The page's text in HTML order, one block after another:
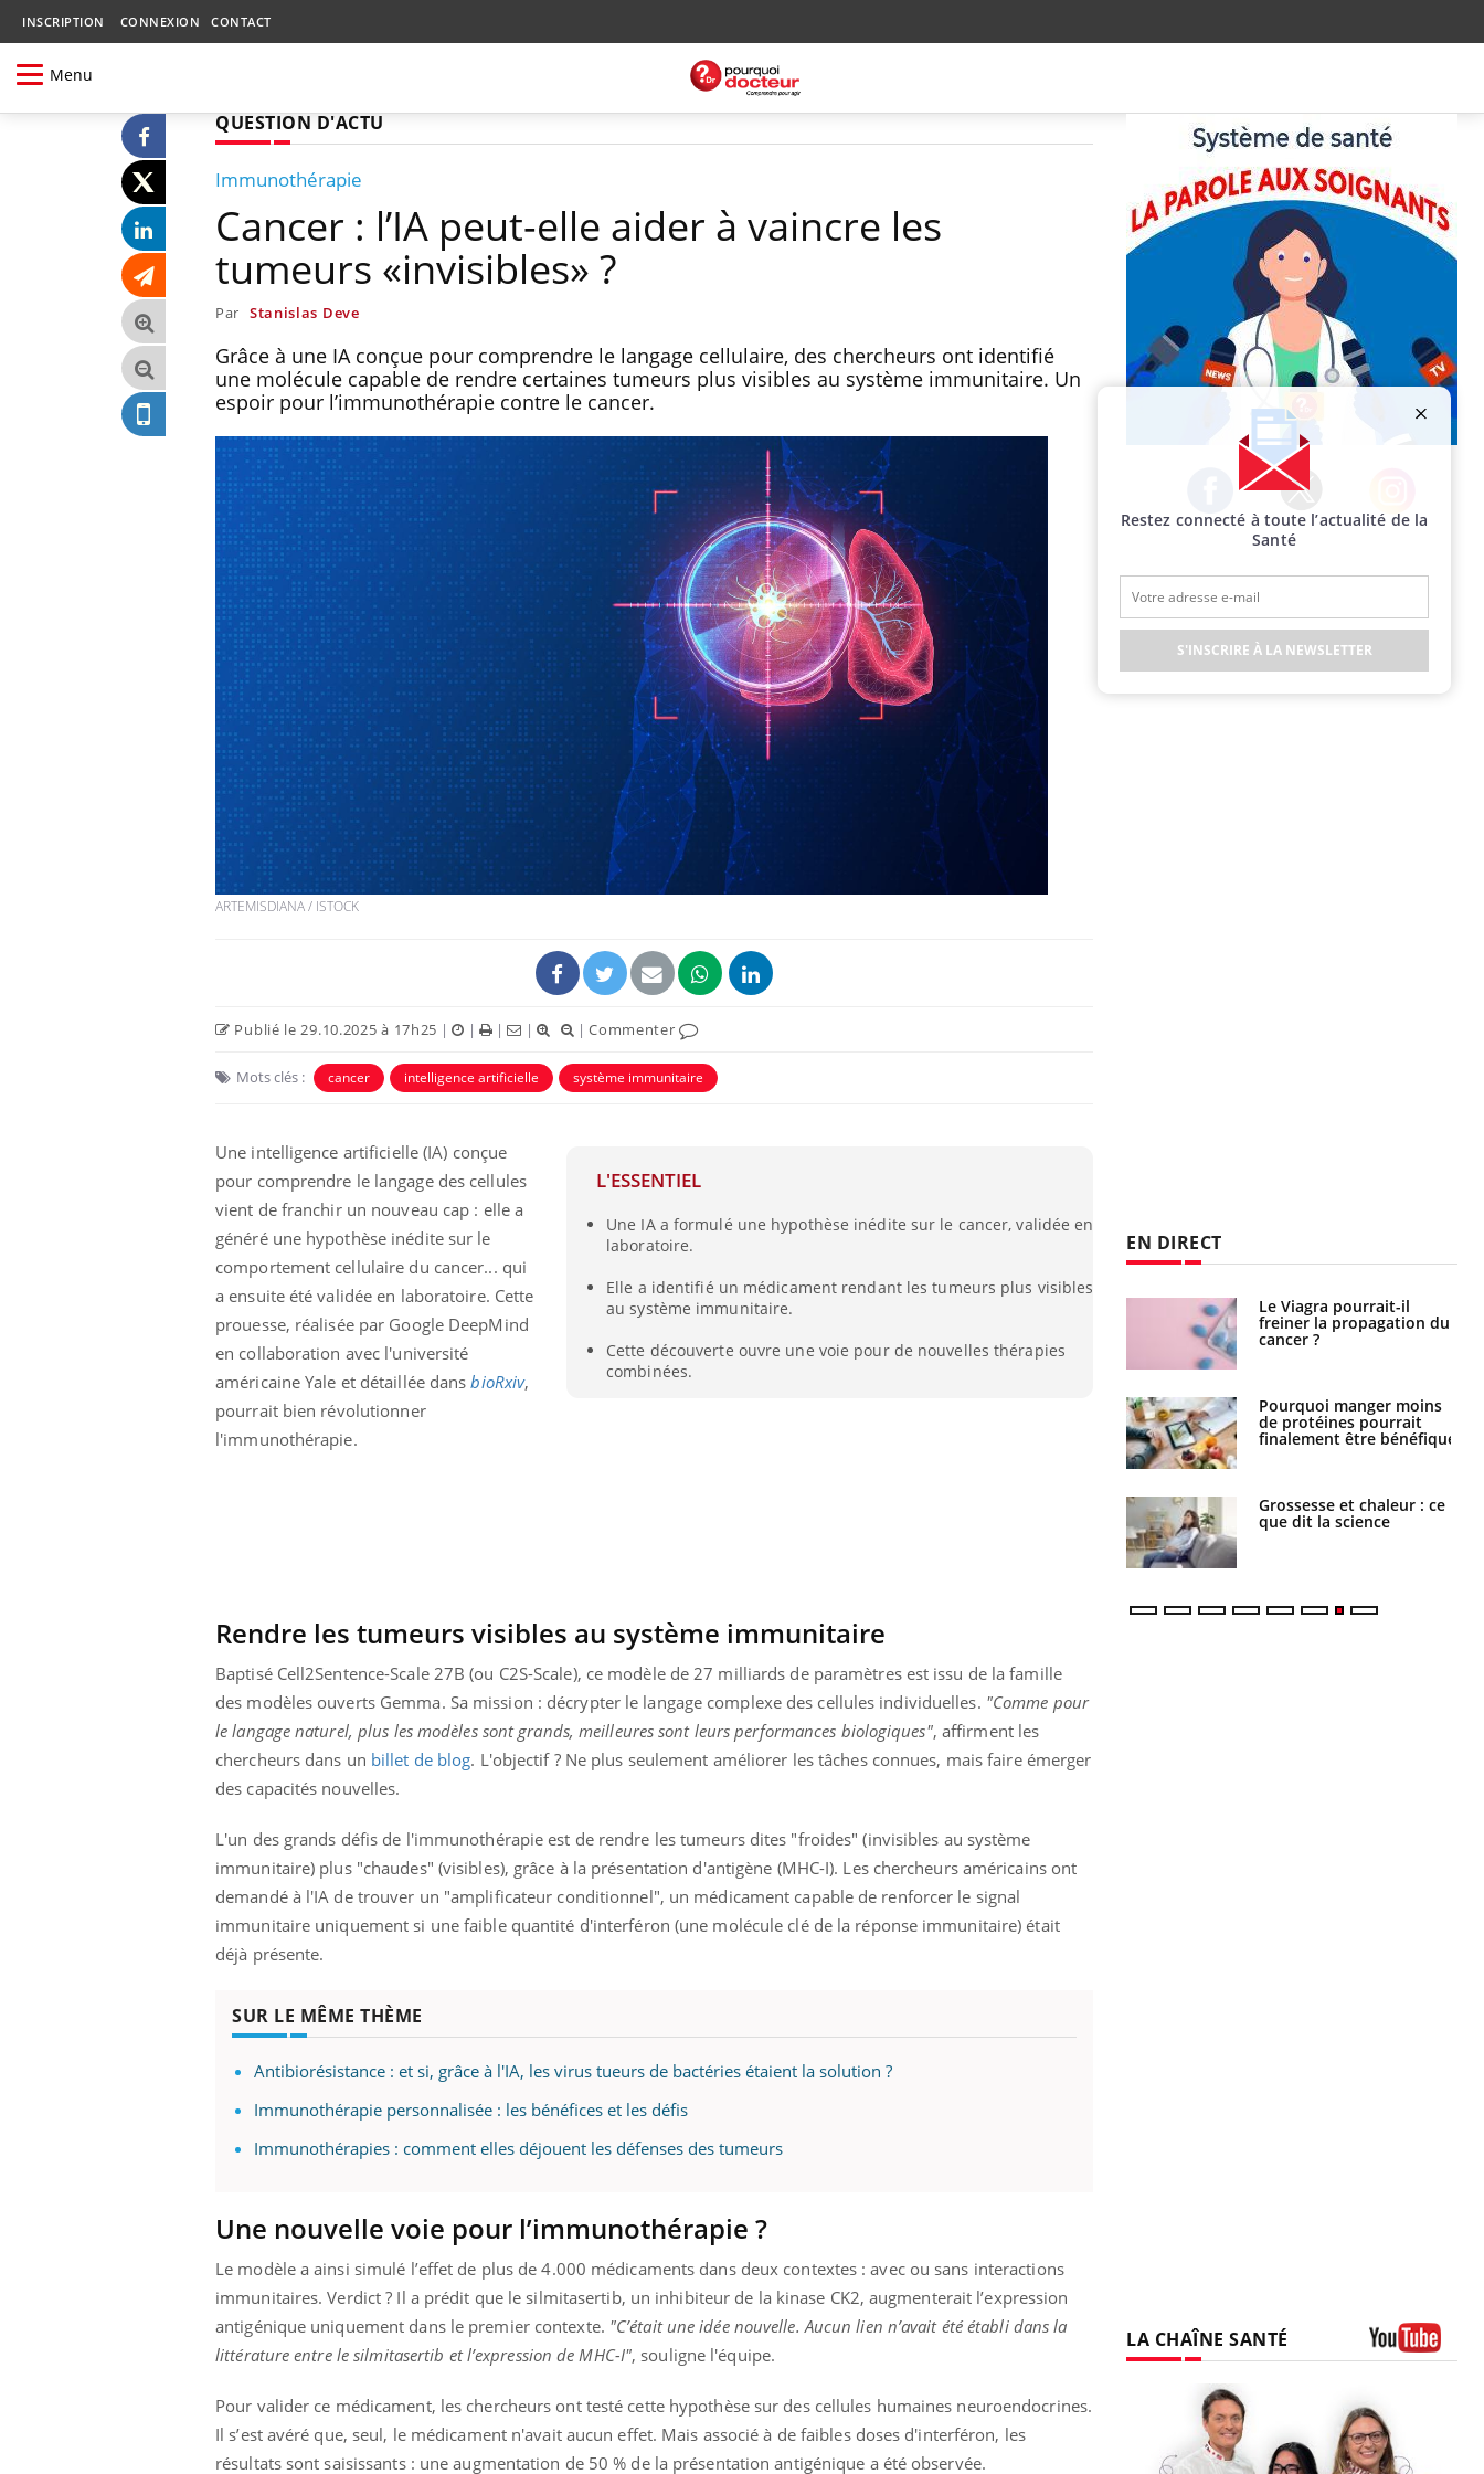
INSCRIPTION CONNEXION CONTACT
Menu
QUESTION D'ACTU
Immunothérapie
Cancer : l’IA peut-elle aider à vaincre les
tumeurs «invisibles» ?
Par Stanislas Deve
Grâce à une IA conçue pour comprendre le langage cellulaire, des chercheurs ont identifié
une molécule capable de rendre certaines tumeurs plus visibles au système immunitaire. Un
espoir pour l’immunothérapie contre le cancer.
ARTEMISDIANA / ISTOCK
Publié le 29.10.2025 à 17h25 | | | | |Commenter
Mots clés : cancer intelligence artificielle système immunitaire
L'ESSENTIEL
Une IA a formulé une hypothèse inédite sur le cancer, validée en
laboratoire.
Elle a identifié un médicament rendant les tumeurs plus visibles
au système immunitaire.
Cette découverte ouvre une voie pour de nouvelles thérapies
combinées.
Une intelligence artificielle (IA) conçue
pour comprendre le langage des cellules
vient de franchir un nouveau cap : elle a
généré une hypothèse inédite sur le
comportement cellulaire du cancer... qui
a ensuite été validée en laboratoire. Cette
prouesse, réalisée par Google DeepMind
en collaboration avec l'université
américaine Yale et détaillée dansbioRxiv,
pourrait bien révolutionner
l'immunothérapie.
Rendre les tumeurs visibles au système immunitaire
Baptisé Cell2Sentence-Scale 27B (ou C2S-Scale), ce modèle de 27 milliards de paramètres est issu de la famille
des modèles ouverts Gemma. Sa mission : décrypter le langage complexe des cellules individuelles. "Comme pour
le langage naturel, plus les modèles sont grands, meilleures sont leurs performances biologiques", affirment les
chercheurs dans un billet de blog. L'objectif ? Ne plus seulement améliorer les tâches connues, mais faire émerger
des capacités nouvelles.
L'un des grands défis de l'immunothérapie est de rendre les tumeurs dites "froides" (invisibles au système
immunitaire) plus "chaudes" (visibles), grâce à la présentation d'antigène (MHC-I). Les chercheurs américains ont
demandé à l'IA de trouver un "amplificateur conditionnel", un médicament capable de renforcer le signal
immunitaire uniquement si une faible quantité d'interféron (une molécule clé de la réponse immunitaire) était
déjà présente.
SUR LE MÊME THÈME
Antibiorésistance : et si, grâce à l'IA, les virus tueurs de bactéries étaient la solution ?
Immunothérapie personnalisée : les bénéfices et les défis
Immunothérapies : comment elles déjouent les défenses des tumeurs
Une nouvelle voie pour l’immunothérapie ?
Le modèle a ainsi simulé l’effet de plus de 4.000 médicaments dans deux contextes : avec ou sans interactions
immunitaires. Verdict ? Il a prédit que le silmitasertib, un inhibiteur de la kinase CK2, augmenterait l’expression
antigénique uniquement dans le premier contexte. "C’était une idée nouvelle. Aucun lien n’avait été établi dans la
littérature entre le silmitasertib et l’expression de MHC-I", souligne l'équipe.
Pour valider ce médicament, les chercheurs ont testé cette hypothèse sur des cellules humaines neuroendocrines.
Il s’est avéré que, seul, le médicament n'avait aucun effet. Mais associé à de faibles doses d'interféron, les
résultats sont saisissants : une augmentation de 50 % de la présentation antigénique a été observée.
Facebook Twitter Instagram
EN DIRECT
Les médicaments GLP-1
protègent-ils aussi les os
Cytomégalovirus : ce qui
change dans la prise en
charge des femmes
enceintes
VIH : la fin du comprimé
tous les jours se profile-t-
Le smartphone nuit-il à
l'apprentissage de la
lecture ?
Mordue par une tique en
vacances, elle reste dans
le coma pendant 42 jours
Mordue par un
barracuda, une petite fille
secourue grâce à un
LA CHAÎNE SANTÉ
Restez connecté à toute l’actualité de la
Santé
S'INSCRIRE À LA NEWSLETTER